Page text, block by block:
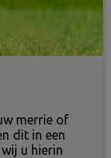
merrie of
dit in een
u hierin